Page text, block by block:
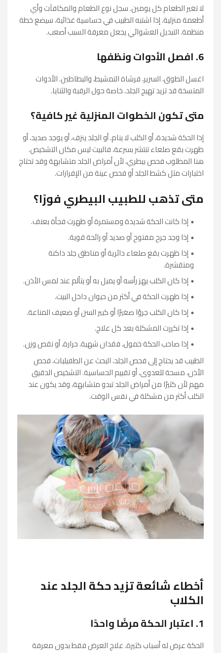
لا تغير الطعام كل يومين. سجل نوع الطعام والمكافآت وأي
أطعمة منزلية. إذا اشتبه الطبيب في حساسية غذائية، سيضع خطة
منظمة. التبديل العشوائي يجعل معرفة السبب أصعب.
6. افصل الأدوات ونظفها
اغسل الطوق، السرير، فرشاة التمشيط، والبطاطين. الأدوات
المتسخة قد تزيد تهيج الجلد، خاصة حول الرقبة والثنايا.
متى تكون الخطوات المنزلية غير كافية؟
إذا الحكة شديدة، أو الكلب لا ينام، أو الجلد ينزف، أو يوجد صديد، أو
ظهرت بقع صلعاء تنتشر بسرعة، فالبيت ليس مكان التشخيص.
هنا المطلوب فحص بيطري، لأن أمراض الجلد متشابهة وقد تحتاج
اختبارات مثل كشط الجلد أو فحص عينة من الإفرازات.
متى تذهب للطبيب البيطري فورًا؟
إذا كانت الحكة شديدة ومستمرة أو ظهرت فجأة بعنف.
إذا وجد جرح مفتوح أو صديد أو رائحة قوية.
إذا ظهرت بقع صلعاء دائرية أو مناطق جلد داكنة
ومتقشرة.
إذا كان الكلب يهز رأسه أو يميل به أو يتألم عند لمس الأذن.
إذا ظهرت الحكة في أكثر من حيوان داخل البيت.
إذا كان الكلب جروًا صغيرًا أو كبير السن أو ضعيف المناعة.
إذا تكررت المشكلة بعد كل علاج.
إذا صاحب الحكة خمول، فقدان شهية، حرارة، أو نقص وزن.
الطبيب قد يحتاج إلى فحص الجلد، البحث عن الطفيليات، فحص
الأذن، مسحة للعدوى، أو تقييم الحساسية. التشخيص الدقيق
مهم لأن كثيرًا من أمراض الجلد تبدو متشابهة، وقد يكون عند
الكلب أكثر من مشكلة في نفس الوقت.
أخطاء شائعة تزيد حكة الجلد عند
الكلاب
1. اعتبار الحكة مرضًا واحدًا
الحكة عرض له أسباب كثيرة. علاج العرض فقط بدون معرفة